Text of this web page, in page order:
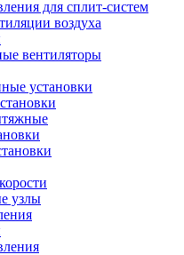
для сплит-систем
воздуха
вентиляторы
установки
узлы